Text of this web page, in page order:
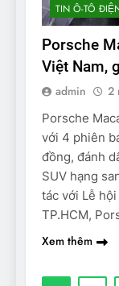
TIN Ô-TÔ
Porsche
Việt Nam,
admin 2
Porsche
với 4 phiên
đồng, đánh
SUV hạng
tác với Lễ
TP.HCM,
Xem thêm